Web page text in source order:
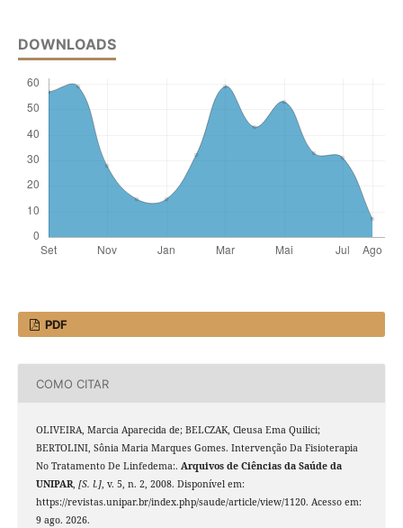
DOWNLOADS
PDF
COMO CITAR
OLIVEIRA, Marcia Aparecida de; BELCZAK, Cleusa Ema Quilici;
BERTOLINI, Sônia Maria Marques Gomes. Intervenção Da Fisioterapia
No Tratamento De Linfedema:. Arquivos de Ciências da Saúde da
UNIPAR, [S. l.], v. 5, n. 2, 2008. Disponível em:
https://revistas.unipar.br/index.php/saude/article/view/1120. Acesso em:
9 ago. 2026.